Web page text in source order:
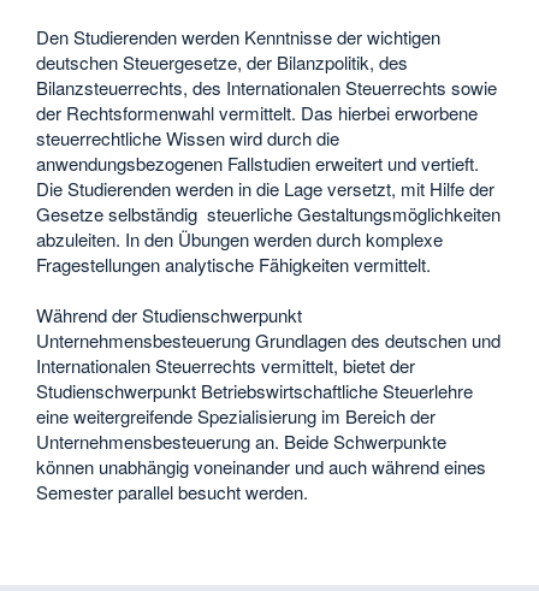
Den Studierenden werden Kenntnisse der wichtigen
deutschen Steuergesetze, der Bilanzpolitik, des
Bilanzsteuerrechts, des Internationalen Steuerrechts sowie
der Rechtsformenwahl vermittelt. Das hierbei erworbene
steuerrechtliche Wissen wird durch die
anwendungsbezogenen Fallstudien erweitert und vertieft.
Die Studierenden werden in die Lage versetzt, mit Hilfe der
Gesetze selbständig steuerliche Gestaltungsmöglichkeiten
abzuleiten. In den Übungen werden durch komplexe
Fragestellungen analytische Fähigkeiten vermittelt.
Während der Studienschwerpunkt
Unternehmensbesteuerung Grundlagen des deutschen und
Internationalen Steuerrechts vermittelt, bietet der
Studienschwerpunkt Betriebswirtschaftliche Steuerlehre
eine weitergreifende Spezialisierung im Bereich der
Unternehmensbesteuerung an. Beide Schwerpunkte
können unabhängig voneinander und auch während eines
Semester parallel besucht werden.